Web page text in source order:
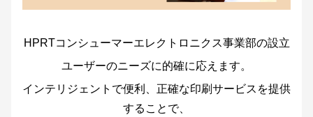
HPRTコンシューマーエレクトロニクス事業部の設立
ユーザーのニーズに的確に応えます。
インテリジェントで便利、正確な印刷サービスを提供
することで、